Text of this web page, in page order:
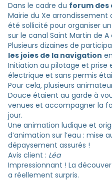
Dans le cadre du forum des
Mairie du Xe arrondissement
été sollicité pour organiser
sur le canal Saint Martin de A
Plusieurs dizaines de
les joies de la navigation
Initiation au pilotage et prise
électrique et sans permis
Pour cela, plusieurs
Douce étaient au garde à
venues et accompagner la
jour.
Une animation ludique et
d’animation sur l’eau : mise
dépaysement assurés !
Avis client : Léa
Impressionnant ! La
a réellement surpris.